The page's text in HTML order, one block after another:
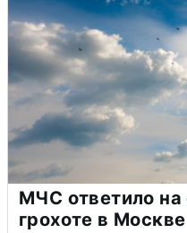
МЧС ответило
грохоте в Москве